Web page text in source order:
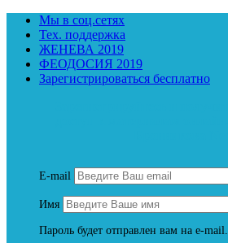
Мы в соц.сетях
Тех. поддержка
ЖЕНЕВА 2019
ФЕОДОСИЯ 2019
Зарегистрироваться бесплатно
E-mail
Имя
Пароль будет отправлен вам на e-mail.